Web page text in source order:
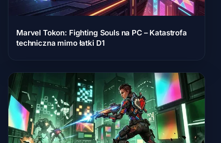
Marvel Tokon: Fighting Souls na PC – Katastrofa
techniczna mimo łatki D1